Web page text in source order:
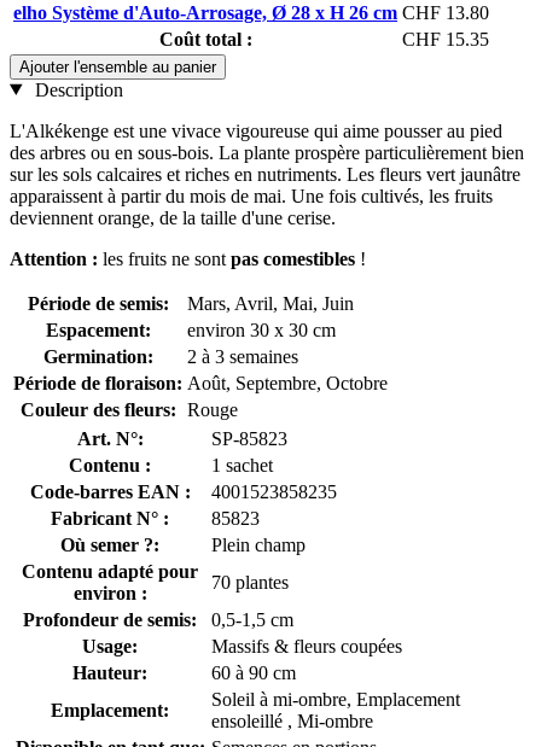
elho Système d'Auto-Arrosage, Ø 28 x H 26 cm CHF 13.80
Coût total :
CHF 15.35
Ajouter l'ensemble au panier
Description
L'Alkékenge est une vivace vigoureuse qui aime pousser au pied
des arbres ou en sous-bois. La plante prospère particulièrement bien
sur les sols calcaires et riches en nutriments. Les fleurs vert jaunâtre
apparaissent à partir du mois de mai. Une fois cultivés, les fruits
deviennent orange, de la taille d'une cerise.
Attention : les fruits ne sont pas comestibles !
Période de semis:
Mars, Avril, Mai, Juin
Espacement:
environ 30 x 30 cm
Germination:
2 à 3 semaines
Période de floraison: Août, Septembre, Octobre
Couleur des fleurs: Rouge
Art. N°:
SP-85823
Contenu :
1 sachet
Code-barres EAN :
4001523858235
Fabricant N° :
85823
Où semer ?:
Plein champ
Contenu adapté pour
environ :
70 plantes
Profondeur de semis:
0,5-1,5 cm
Usage:
Massifs & fleurs coupées
Hauteur:
60 à 90 cm
Emplacement:
Soleil à mi-ombre, Emplacement
ensoleillé , Mi-ombre